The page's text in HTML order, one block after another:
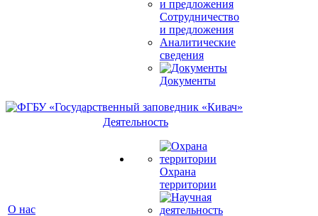
Сотрудничество
и предложения
Аналитические
сведения
Документы
О нас
Деятельность
Охрана
территории